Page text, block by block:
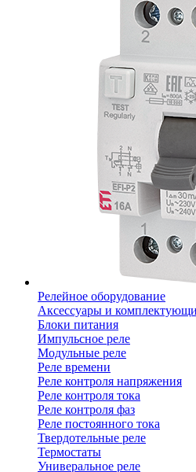
Релейное оборудование
Аксессуары и
Блоки питания
Импульсное реле
Модульные реле
Реле времени
Реле контроля напряжения
Реле контроля тока
Реле контроля фаз
Реле постоянного тока
Твердотельные реле
Термостаты
Универальное реле